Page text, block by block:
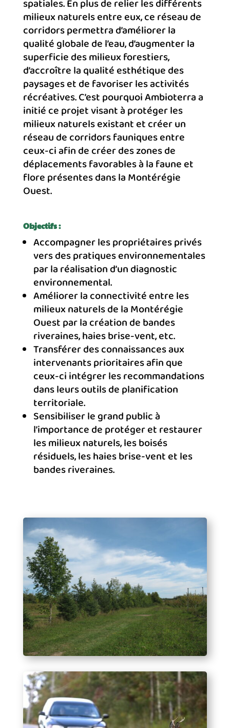
spatiales. En plus de relier les différents
milieux naturels entre eux, ce réseau de
corridors permettra d’améliorer la
qualité globale de l’eau, d’augmenter la
superficie des milieux forestiers,
d’accroître la qualité esthétique des
paysages et de favoriser les activités
récréatives. C’est pourquoi Ambioterra a
initié ce projet visant à protéger les
milieux naturels existant et créer un
réseau de corridors fauniques entre
ceux-ci afin de créer des zones de
déplacements favorables à la faune et
flore présentes dans la Montérégie
Ouest.
Objectifs :
Accompagner les propriétaires privés
versdes pratiques environnementales
par la réalisation d’un diagnostic
environnemental.
Améliorer la connectivité entre les
milieux naturels de la Montérégie
Ouest par la création de bandes
riveraines, haies brise-vent, etc.
Transférer des connaissances aux
intervenants prioritaires afin que
ceux-ci intégrer les recommandations
dans leurs outils de planification
territoriale.
Sensibiliser le grand public à
l’importance de protéger et restaurer
les milieux naturels, les boisés
résiduels, les haies brise-vent et les
bandes riveraines.